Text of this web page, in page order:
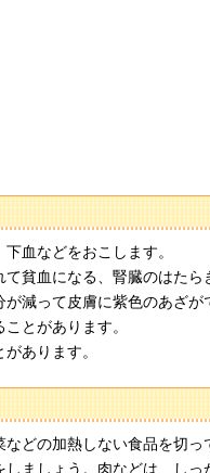
血などをおこします。
貧血になる、腎臓のはたら
減って皮膚に紫色のあざが
とがあります。
あります。
どの加熱しない食品を切
ましょう。肉などは、しっ